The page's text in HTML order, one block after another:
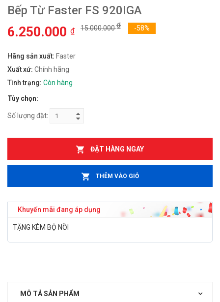
Bếp Từ Faster FS 920IGA
6.250.000 ₫ 15.000.000₫ -58%
Hãng sản xuất: Faster
Xuất xứ: Chính hãng
Tình trạng: Còn hàng
Tùy chọn:
Số lượng đặt:
ĐẶT HÀNG NGAY
THÊM VÀO GIỎ
Khuyến mãi đang áp dụng
TẶNG KÈM BỘ NỒI
MÔ TẢ SẢN PHẨM